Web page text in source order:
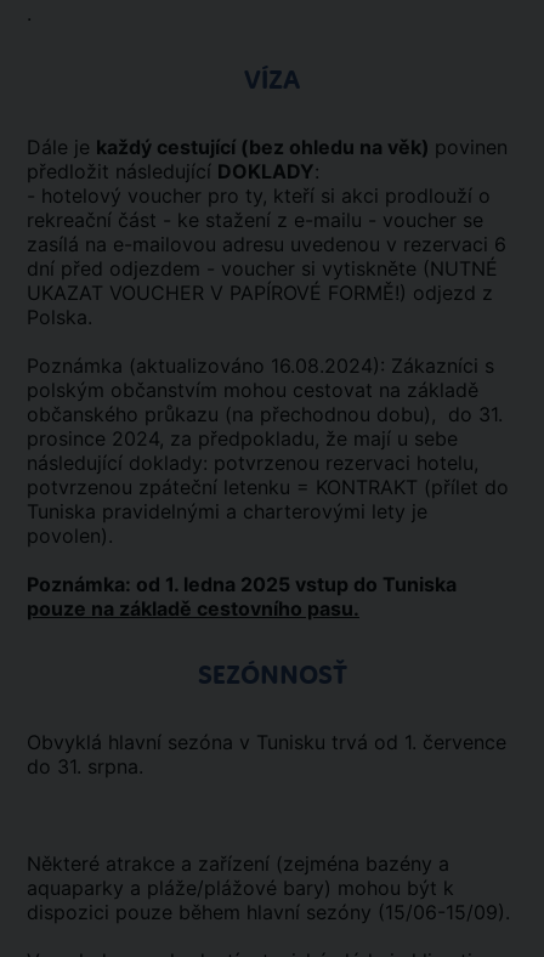
.
VÍZA
Dále je každý cestující (bez ohledu na věk) povinen
předložit následující DOKLADY:
- hotelový voucher pro ty, kteří si akci prodlouží o
rekreační část - ke stažení z e-mailu - voucher se
zasílá na e-mailovou adresu uvedenou v rezervaci 6
dní před odjezdem - voucher si vytiskněte (NUTNÉ
UKAZAT VOUCHER V PAPÍROVÉ FORMĚ!) odjezd z
Polska.
Poznámka (aktualizováno 16.08.2024): Zákazníci s
polským občanstvím mohou cestovat na základě
občanského průkazu (na přechodnou dobu), do 31.
prosince 2024, za předpokladu, že mají u sebe
následující doklady: potvrzenou rezervaci hotelu,
potvrzenou zpáteční letenku = KONTRAKT (přílet do
Tuniska pravidelnými a charterovými lety je
povolen).
Poznámka: od 1. ledna 2025 vstup do Tuniska
pouze na základě cestovního pasu.
SEZÓNNOSŤ
Obvyklá hlavní sezóna v Tunisku trvá od 1. července
do 31. srpna.
Některé atrakce a zařízení (zejména bazény a
aquaparky a pláže/plážové bary) mohou být k
dispozici pouze během hlavní sezóny (15/06-15/09).